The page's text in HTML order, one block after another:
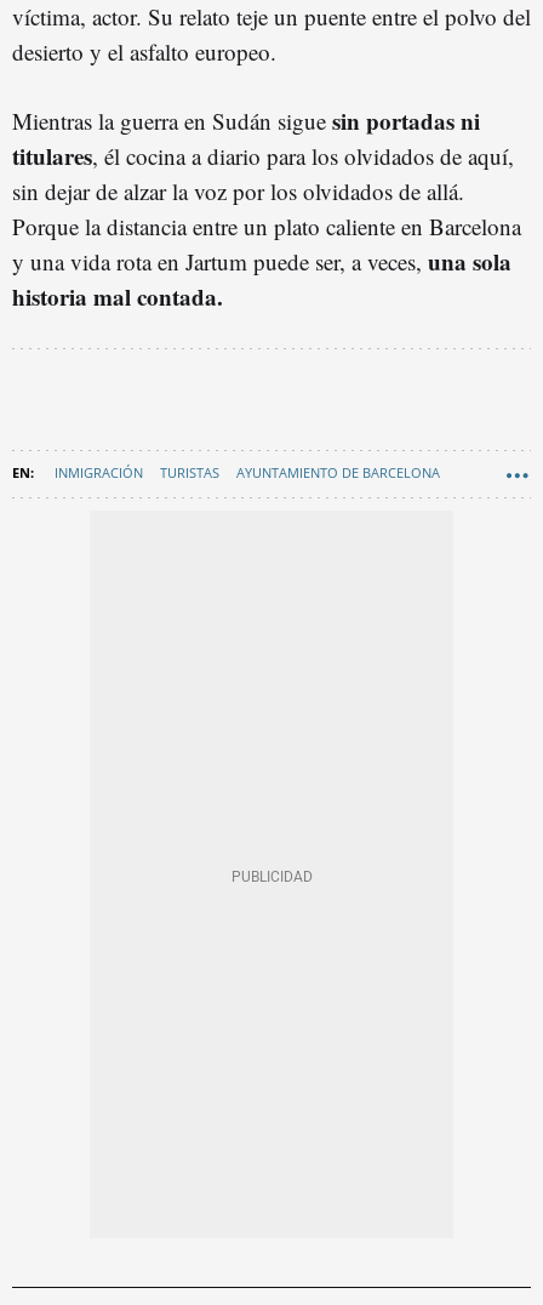
víctima, actor. Su relato teje un puente entre el polvo del
desierto y el asfalto europeo.
Mientras la guerra en Sudán sigue sin portadas ni
titulares, él cocina a diario para los olvidados de aquí,
sin dejar de alzar la voz por los olvidados de allá.
Porque la distancia entre un plato caliente en Barcelona
y una vida rota en Jartum puede ser, a veces, una sola
historia mal contada.
INMIGRACIÓN TURISTAS AYUNTAMIENTO DE BARCELONA